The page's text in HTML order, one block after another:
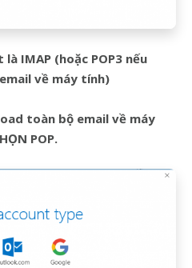
IMAP (hoặc POP3 nếu
về máy tính)
toàn bộ email về máy
POP.